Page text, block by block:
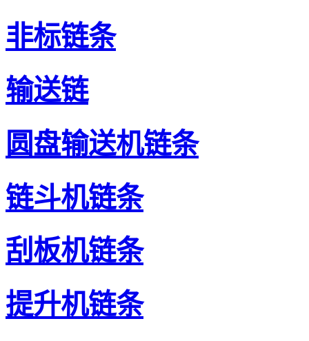
非标链条
输送链
圆盘输送机链条
链斗机链条
刮板机链条
提升机链条